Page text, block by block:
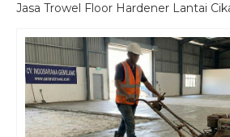
Jasa Trowel Floor Hardener Lantai